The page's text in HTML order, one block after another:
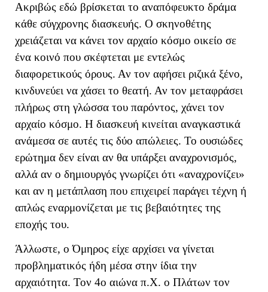
Ακριβώς εδώ βρίσκεται το αναπόφευκτο δράμα
κάθε σύγχρονης διασκευής. Ο σκηνοθέτης
χρειάζεται να κάνει τον αρχαίο κόσμο οικείο σε
ένα κοινό που σκέφτεται με εντελώς
διαφορετικούς όρους. Αν τον αφήσει ριζικά ξένο,
κινδυνεύει να χάσει το θεατή. Αν τον μεταφράσει
πλήρως στη γλώσσα του παρόντος, χάνει τον
αρχαίο κόσμο. Η διασκευή κινείται αναγκαστικά
ανάμεσα σε αυτές τις δύο απώλειες. Το ουσιώδες
ερώτημα δεν είναι αν θα υπάρξει αναχρονισμός,
αλλά αν ο δημιουργός γνωρίζει ότι «αναχρονίζει»
και αν η μετάπλαση που επιχειρεί παράγει τέχνη ή
απλώς εναρμονίζεται με τις βεβαιότητες της
εποχής του.
Άλλωστε, ο Όμηρος είχε αρχίσει να γίνεται
προβληματικός ήδη μέσα στην ίδια την
αρχαιότητα. Τον 4ο αιώνα π.Χ. ο Πλάτων τον